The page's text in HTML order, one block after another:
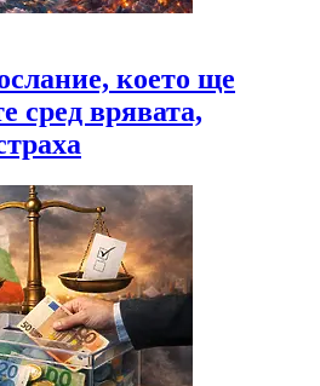
което ще
сред врявата,